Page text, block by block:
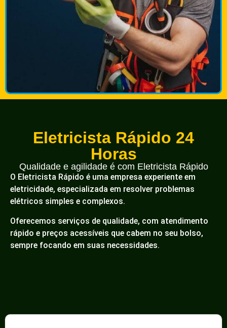
Eletricista Rápido 24
Horas
Qualidade e agilidade é com Eletricista Rápido
O Eletricista Rápido é uma empresa experiente em
eletricidade, especializada em resolver problemas
elétricos simples e complexos.
Oferecemos serviços de qualidade, com atendimento
rápido e preços acessíveis que cabem no seu bolso,
sempre focando em suas necessidades.